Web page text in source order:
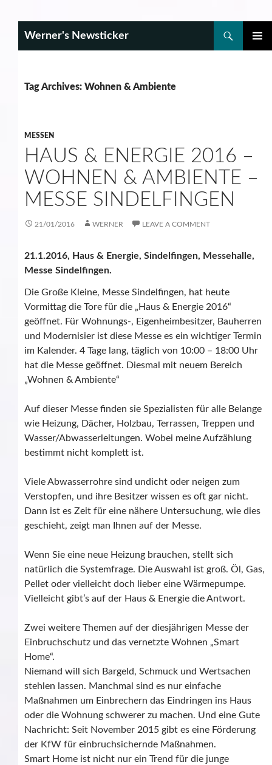
Werner's Newsticker
Tag Archives: Wohnen & Ambiente
MESSEN
HAUS & ENERGIE 2016 –
WOHNEN & AMBIENTE –
MESSE SINDELFINGEN
21/01/2016 WERNER LEAVE A COMMENT
21.1.2016, Haus & Energie, Sindelfingen, Messehalle,
Messe Sindelfingen.
Die Große Kleine, Messe Sindelfingen, hat heute
Vormittag die Tore für die „Haus & Energie 2016“
geöffnet. Für Wohnungs-, Eigenheimbesitzer, Bauherren
und Modernisier ist diese Messe es ein wichtiger Termin
im Kalender. 4 Tage lang, täglich von 10:00 – 18:00 Uhr
hat die Messe geöffnet. Diesmal mit neuem Bereich
„Wohnen & Ambiente“
Auf dieser Messe finden sie Spezialisten für alle Belange
wie Heizung, Dächer, Holzbau, Terrassen, Treppen und
Wasser/Abwasserleitungen. Wobei meine Aufzählung
bestimmt nicht komplett ist.
Viele Abwasserrohre sind undicht oder neigen zum
Verstopfen, und ihre Besitzer wissen es oft gar nicht.
Dann ist es Zeit für eine nähere Untersuchung, wie dies
geschieht, zeigt man Ihnen auf der Messe.
Wenn Sie eine neue Heizung brauchen, stellt sich
natürlich die Systemfrage. Die Auswahl ist groß. Öl, Gas,
Pellet oder vielleicht doch lieber eine Wärmepumpe.
Vielleicht gibt’s auf der Haus & Energie die Antwort.
Zwei weitere Themen auf der diesjährigen Messe der
Einbruchschutz und das vernetzte Wohnen „Smart
Home“.
Niemand will sich Bargeld, Schmuck und Wertsachen
stehlen lassen. Manchmal sind es nur einfache
Maßnahmen um Einbrechern das Eindringen ins Haus
oder die Wohnung schwerer zu machen. Und eine Gute
Nachricht: Seit November 2015 gibt es eine Förderung
der KfW für einbruchsichernde Maßnahmen.
Smart Home ist nicht nur ein Trend für die junge